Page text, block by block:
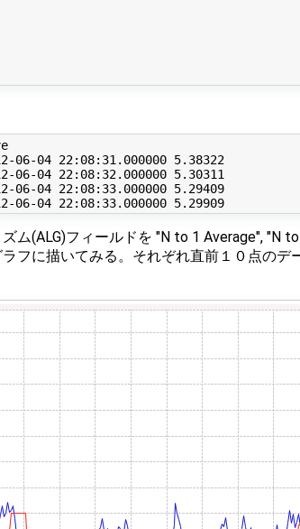
04 22:08:31.000000 5.38322
04 22:08:32.000000 5.30311
04 22:08:33.000000 5.29409
test:compAve                   2012-06-04 22:08:33.000000 5.29909
ム(ALG)フィールドを "N to 1 Average", "N
フに描いてみる。それぞれ直前１０点のデ